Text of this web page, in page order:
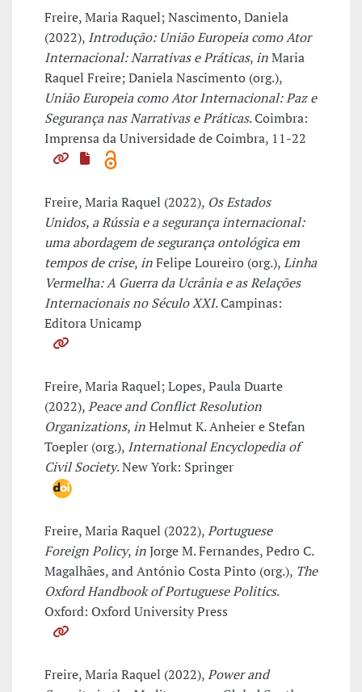
Freire, Maria Raquel; Nascimento, Daniela
(2022), Introdução: União Europeia como Ator
Internacional: Narrativas e Práticas,inMaria
Raquel Freire; Daniela Nascimento (org.),
União Europeia como Ator Internacional: Paz e
Segurança nas Narrativas e Práticas. Coimbra:
Imprensa da Universidade de Coimbra, 11-22
Freire, Maria Raquel (2022), Os Estados
Unidos, a Rússia e a segurança internacional:
uma abordagem de segurança ontológica em
tempos de crise,inFelipe Loureiro (org.),Linha
Vermelha: A Guerra da Ucrânia e as Relações
Internacionais no Século XXI. Campinas:
Editora Unicamp
Freire, Maria Raquel; Lopes, Paula Duarte
(2022),Peace and Conflict Resolution
Organizations,inHelmut K. Anheier e Stefan
Toepler (org.), International Encyclopedia of
Civil Society. New York: Springer
Freire, Maria Raquel (2022),Portuguese
Foreign Policy,inJorge M. Fernandes, Pedro C.
Magalhães, and António Costa Pinto (org.), The
Oxford Handbook of Portuguese Politics.
Oxford: Oxford University Press
Freire, Maria Raquel (2022),Power and